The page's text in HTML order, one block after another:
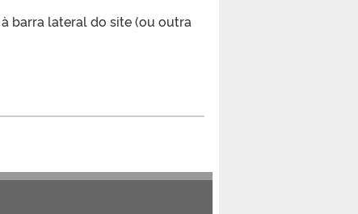
à barra lateral do site (ou outra